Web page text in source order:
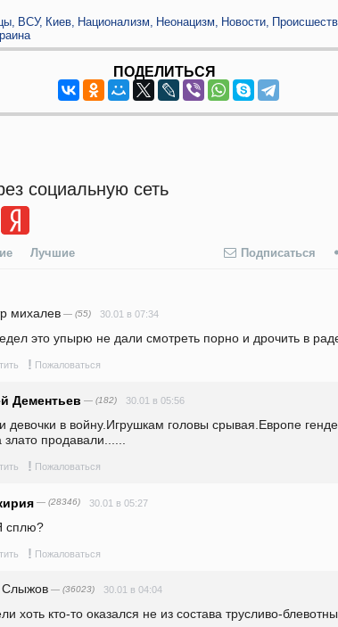
ВСУ Киев Национализм Неонацизм Новости
ПОДЕЛИТЬСЯ
социальную сеть
Лучшие Подписаться
михалев — (55) 30.01 в 07:34
это упырю не дали смотреть порно и дрочить в
! Пожаловаться
Дементьев — (182) 30.01 в 05:56
девочки в войну.Игрушкам головы срывая.Европе
злато продавали......
! Пожаловаться
— (28346) 30.01 в 05:27
сплю?
! Пожаловаться
— (36023) 30.01 в 04:04
хоть кто-то оказался не из состава трусливо-